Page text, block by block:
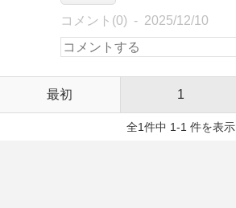
コメント(0) 2025/12/10
最初 1
全1件中 1-1 件を表示